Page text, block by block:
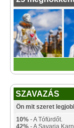
SZAVAZÁS
Ön mit szeret
10% - A Tófürdőt.